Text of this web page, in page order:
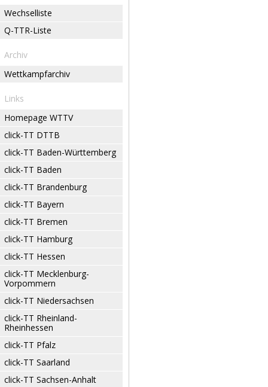
Wechselliste
Q-TTR-Liste
Archiv
Wettkampfarchiv
Links
Homepage WTTV
click-TT DTTB
click-TT Baden-Württemberg
click-TT Baden
click-TT Brandenburg
click-TT Bayern
click-TT Bremen
click-TT Hamburg
click-TT Hessen
click-TT Mecklenburg-
Vorpommern
click-TT Niedersachsen
click-TT Rheinland-
Rheinhessen
click-TT Pfalz
click-TT Saarland
click-TT Sachsen-Anhalt